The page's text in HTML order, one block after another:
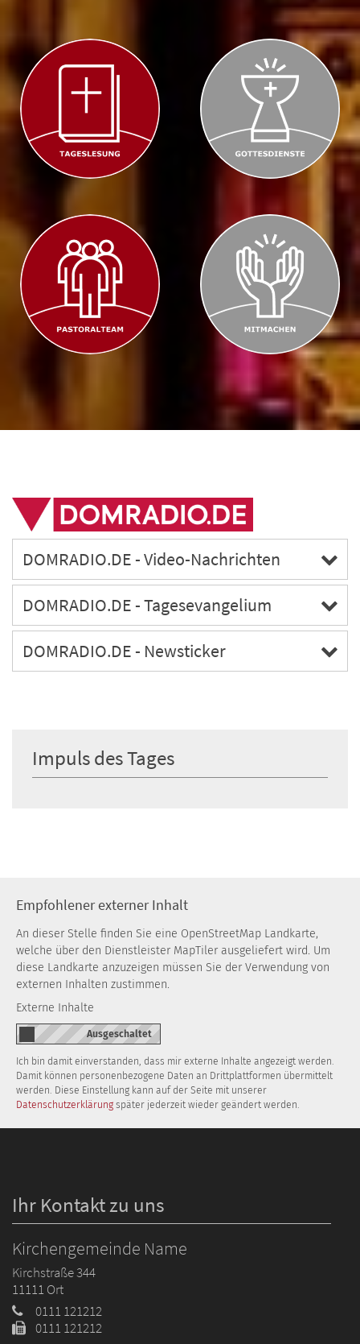
DOMRADIO.DE - Video-Nachrichten
DOMRADIO.DE - Tagesevangelium
DOMRADIO.DE - Newsticker
Impuls des Tages
Empfohlener externer Inhalt
An dieser Stelle finden Sie eine OpenStreetMap Landkarte,
welche über den Dienstleister MapTiler ausgeliefert wird. Um
diese Landkarte anzuzeigen müssen Sie der Verwendung von
externen Inhalten zustimmen.
Externe Inhalte
Ich bin damit einverstanden, dass mir externe Inhalte angezeigt werden.
Damit können personenbezogene Daten an Drittplattformen übermittelt
werden. Diese Einstellung kann auf der Seite mit unserer
Datenschutzerklärung später jederzeit wieder geändert werden.
Ihr Kontakt zu uns
Kirchengemeinde Name
Kirchstraße 344
11111 Ort
0111 121212
0111 121212